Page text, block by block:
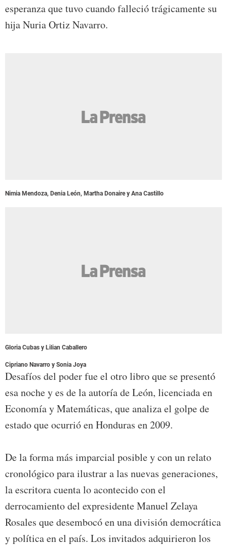
esperanza que tuvo cuando falleció trágicamente su
hija Nuria Ortiz Navarro.
Nimia Mendoza, Denia León, Martha Donaire y Ana Castillo
Gloria Cubas y Lilian Caballero
Cipriano Navarro y Sonia Joya
Desafíos del poder fue el otro libro que se presentó
esa noche y es de la autoría de León, licenciada en
Economía y Matemáticas, que analiza el golpe de
estado que ocurrió en Honduras en 2009.
De la forma más imparcial posible y con un relato
cronológico para ilustrar a las nuevas generaciones,
la escritora cuenta lo acontecido con el
derrocamiento del expresidente Manuel Zelaya
Rosales que desembocó en una división democrática
y política en el país. Los invitados adquirieron los